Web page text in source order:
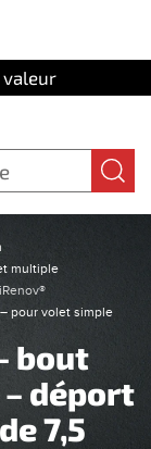
valeur
multiple
pour volet simple
bout
– déport
7,5